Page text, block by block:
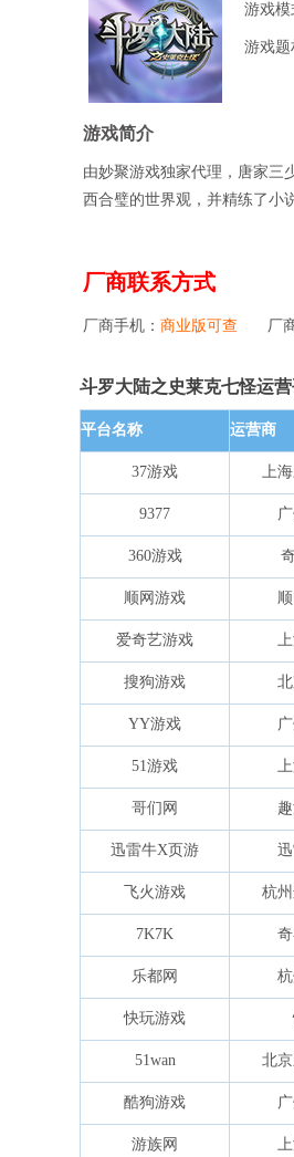
游戏模
游戏题
游戏简介
由妙聚游戏独家代理，唐家三
西合璧的世界观，并精练了小
厂商联系方式
厂商手机： 商业版可查 厂
斗罗大陆之史莱克七怪运
平台名称 运营商
37游戏 上
9377
360游戏
顺网游戏
爱奇艺游戏
搜狗游戏
YY游戏
51游戏
哥们网
迅雷牛X页游
飞火游戏 杭
7K7K
乐都网
快玩游戏
51wan 北
酷狗游戏
游族网